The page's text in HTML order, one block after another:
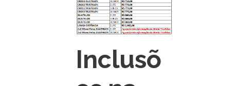
Inclusõ